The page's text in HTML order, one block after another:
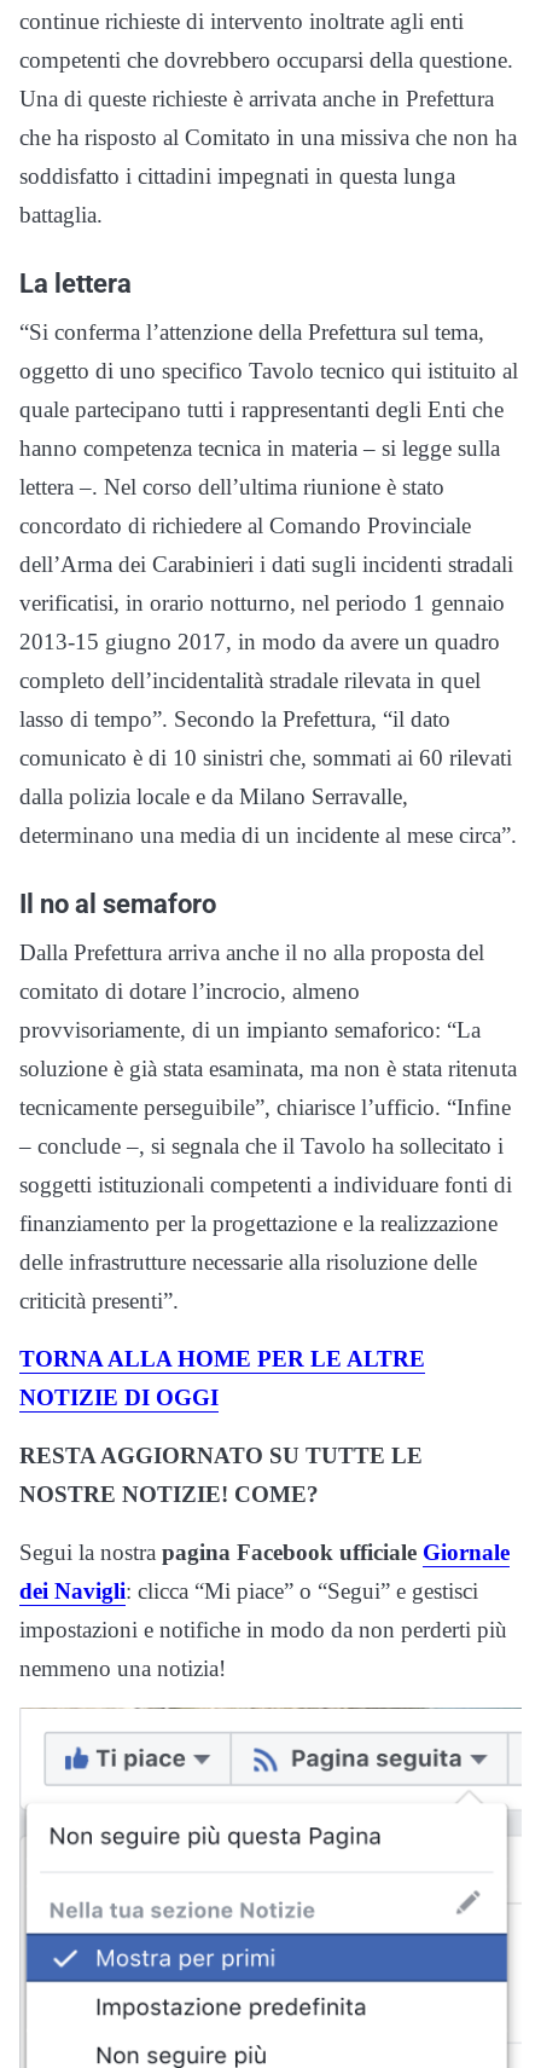
continue richieste di intervento inoltrate agli enti
competenti che dovrebbero occuparsi della questione.
Una di queste richieste è arrivata anche in Prefettura
che ha risposto al Comitato in una missiva che non ha
soddisfatto i cittadini impegnati in questa lunga
battaglia.
La lettera
“Si conferma l’attenzione della Prefettura sul tema,
oggetto di uno specifico Tavolo tecnico qui istituito al
quale partecipano tutti i rappresentanti degli Enti che
hanno competenza tecnica in materia – si legge sulla
lettera –. Nel corso dell’ultima riunione è stato
concordato di richiedere al Comando Provinciale
dell’Arma dei Carabinieri i dati sugli incidenti stradali
verificatisi, in orario notturno, nel periodo 1 gennaio
2013-15 giugno 2017, in modo da avere un quadro
completo dell’incidentalità stradale rilevata in quel
lasso di tempo”. Secondo la Prefettura, “il dato
comunicato è di 10 sinistri che, sommati ai 60 rilevati
dalla polizia locale e da Milano Serravalle,
determinano una media di un incidente al mese circa”.
Il no al semaforo
Dalla Prefettura arriva anche il no alla proposta del
comitato di dotare l’incrocio, almeno
provvisoriamente, di un impianto semaforico: “La
soluzione è già stata esaminata, ma non è stata ritenuta
tecnicamente perseguibile”, chiarisce l’ufficio. “Infine
– conclude –, si segnala che il Tavolo ha sollecitato i
soggetti istituzionali competenti a individuare fonti di
finanziamento per la progettazione e la realizzazione
delle infrastrutture necessarie alla risoluzione delle
criticità presenti”.
TORNA ALLA HOME PER LE ALTRE
NOTIZIE DI OGGI
RESTA AGGIORNATO SU TUTTE LE
NOSTRE NOTIZIE! COME?
Segui la nostra pagina Facebook ufficiale Giornale
dei Navigli: clicca “Mi piace” o “Segui” e gestisci
impostazioni e notifiche in modo da non perderti più
nemmeno una notizia!